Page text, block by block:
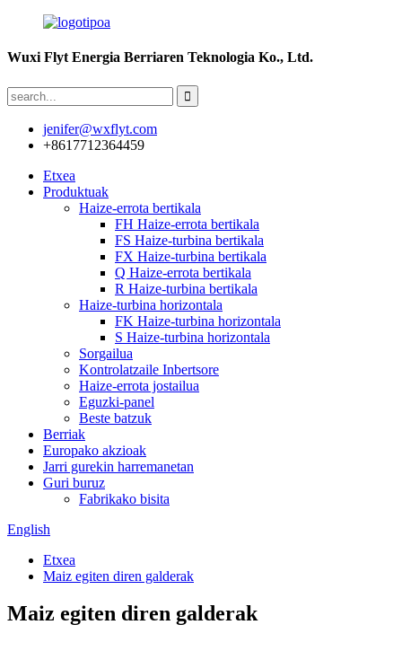
Wuxi Flyt Energia Berriaren Teknologia Ko., Ltd.
jenifer@wxflyt.com
+8617712364459
Etxea
Produktuak
Haize-errota bertikala
FH Haize-errota bertikala
FS Haize-turbina bertikala
FX Haize-turbina bertikala
Q Haize-errota bertikala
R Haize-turbina bertikala
Haize-turbina horizontala
FK Haize-turbina horizontala
S Haize-turbina horizontala
Sorgailua
Kontrolatzaile Inbertsore
Haize-errota jostailua
Eguzki-panel
Beste batzuk
Berriak
Europako akzioak
Jarri gurekin harremanetan
Guri buruz
Fabrikako bisita
English
Etxea
Maiz egiten diren galderak
Maiz egiten diren galderak